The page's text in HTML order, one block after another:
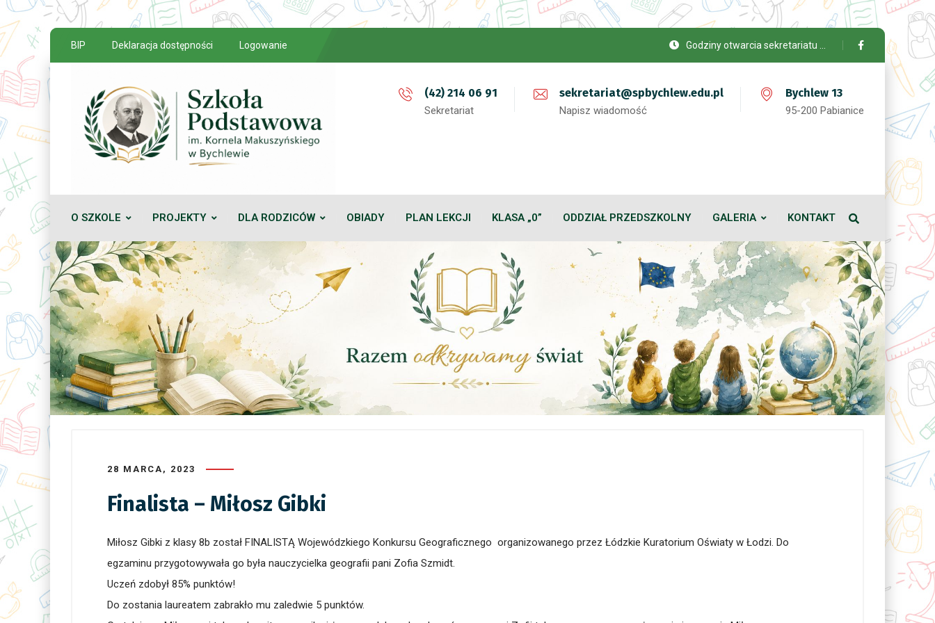
BIP Deklaracja dostępności Logowanie Godziny otwarcia sekretariatu …
(42) 214 06 91
Sekretariat
sekretariat@spbychlew.edu.pl
Napisz wiadomość
Bychlew 13
95-200 Pabianice
O SZKOLE PROJEKTY DLA RODZICÓW OBIADY PLAN LEKCJI KLASA „0” ODDZIAŁ PRZEDSZKOLNY GALERIA KONTAKT
28 MARCA, 2023
Finalista – Miłosz Gibki
Miłosz Gibki z klasy 8b został FINALISTĄ Wojewódzkiego Konkursu Geograficznego organizowanego przez Łódzkie Kuratorium Oświaty w Łodzi. Do
egzaminu przygotowywała go była nauczycielka geografii pani Zofia Szmidt.
Uczeń zdobył 85% punktów!
Do zostania laureatem zabrakło mu zaledwie 5 punktów.